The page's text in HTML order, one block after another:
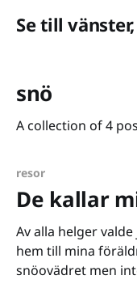
Se till
snö
A collection of 4
resor
De kallar
Av alla helger
hem till mina
snöovädret men